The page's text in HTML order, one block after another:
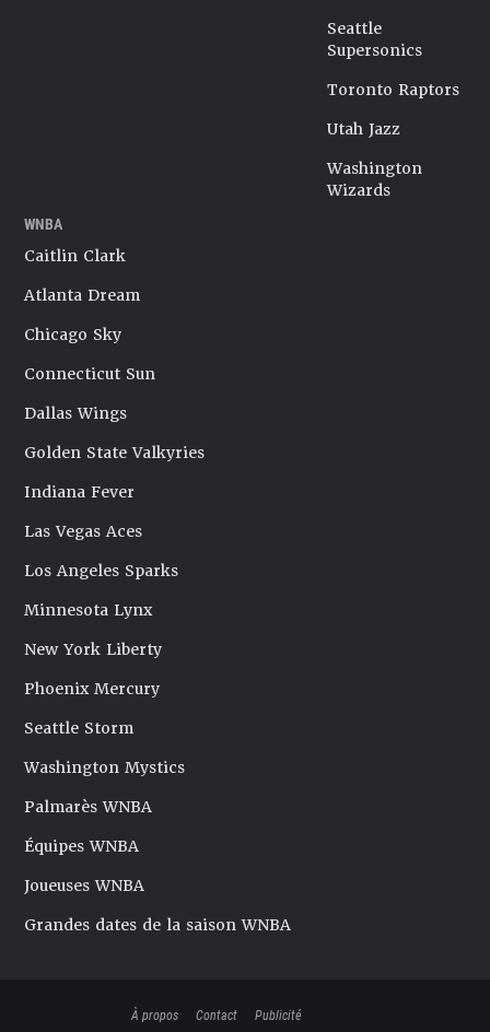
Seattle
Supersonics
Toronto Raptors
Utah Jazz
Washington
Wizards
WNBA
Caitlin Clark
Atlanta Dream
Chicago Sky
Connecticut Sun
Dallas Wings
Golden State Valkyries
Indiana Fever
Las Vegas Aces
Los Angeles Sparks
Minnesota Lynx
New York Liberty
Phoenix Mercury
Seattle Storm
Washington Mystics
Palmarès WNBA
Équipes WNBA
Joueuses WNBA
Grandes dates de la saison WNBA
À propos Contact Publicité